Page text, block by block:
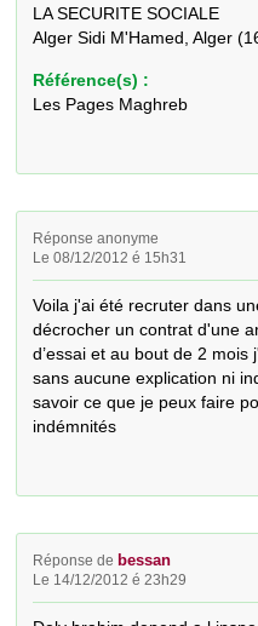
LA SECURITE SOCIALE
Alger Sidi M'Hamed, Alger
Référence(s) :
Les Pages Maghreb
Réponse anonyme
Le 08/12/2012 é 15h31
Voila j'ai été recruter dans
décrocher un contrat d'une
d’essai et au bout de 2
sans aucune explication ni
savoir ce que je peux faire
indémnités
Réponse de bessan
Le 14/12/2012 é 23h29